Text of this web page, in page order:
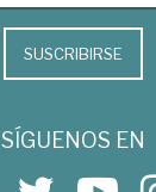
SUSCRIBIRSE
SÍGUENOS EN